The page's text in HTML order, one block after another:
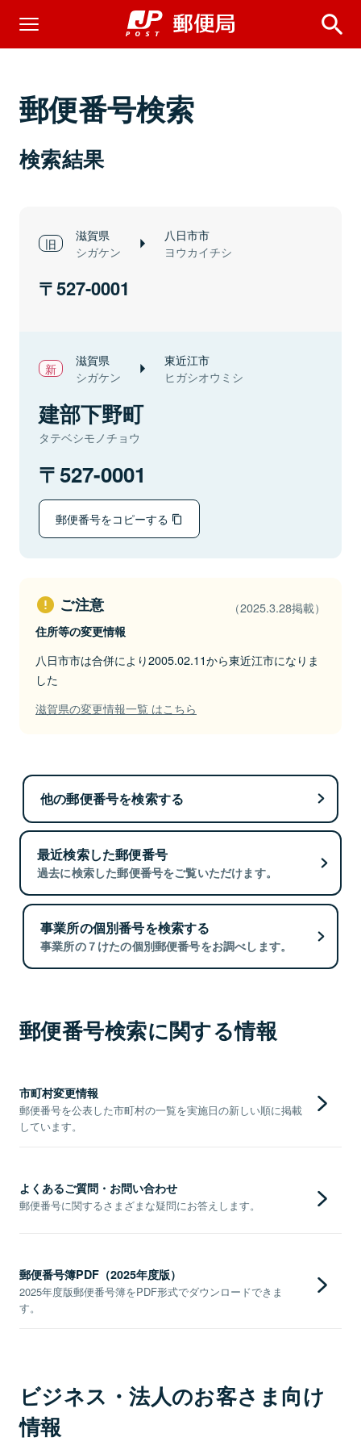
郵便番号検索
検索結果
滋賀県
シガケン
八日市市
ヨウカイチシ
527-0001
滋賀県
シガケン
東近江市
ヒガシオウミシ
建部下野町
タテベシモノチョウ
527-0001
郵便番号をコピーする
ご注意 （2025.3.28掲載）
住所等の変更情報
八日市市は合併により2005.02.11から東近江市になりま
した
滋賀県の変更情報一覧 はこちら
他の郵便番号を検索する
最近検索した郵便番号
過去に検索した郵便番号をご覧いただけます。
事業所の個別番号を検索する
事業所の７けたの個別郵便番号をお調べします。
郵便番号検索に関する情報
市町村変更情報
郵便番号を公表した市町村の一覧を実施日の新しい順に掲載
しています。
よくあるご質問・お問い合わせ
郵便番号に関するさまざまな疑問にお答えします。
郵便番号簿PDF（2025年度版）
2025年度版郵便番号簿をPDF形式でダウンロードできま
す。
ビジネス・法人のお客さま向け
情報